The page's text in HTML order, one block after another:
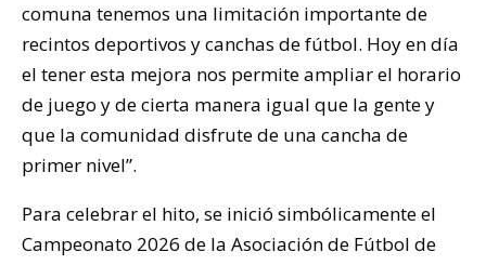
comuna tenemos una limitación importante de
recintos deportivos y canchas de fútbol. Hoy en día
el tener esta mejora nos permite ampliar el horario
de juego y de cierta manera igual que la gente y
que la comunidad disfrute de una cancha de
primer nivel”.
Para celebrar el hito, se inició simbólicamente el
Campeonato 2026 de la Asociación de Fútbol de